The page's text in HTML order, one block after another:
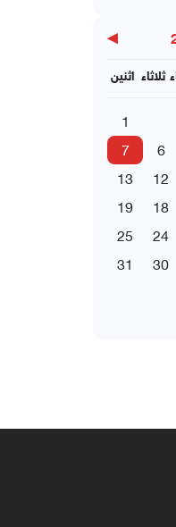
▶
اثنين ثلاثاء
1
6
7
12
13
18
19
24
25
30
31